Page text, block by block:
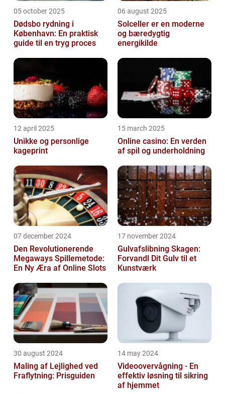
05 october 2025
Dødsbo rydning i
København: En praktisk
guide til en tryg proces
06 august 2025
Solceller er en moderne
og bæredygtig
energikilde
12 april 2025
Unikke og personlige
kageprint
15 march 2025
Online casino: En verden
af spil og underholdning
07 december 2024
Den Revolutionerende
Megaways Spillemetode:
En Ny Æra af Online Slots
17 november 2024
Gulvafslibning Skagen:
Forvandl Dit Gulv til et
Kunstværk
30 august 2024
Maling af Lejlighed ved
Fraflytning: Prisguiden
14 may 2024
Videoovervågning - En
effektiv løsning til sikring
af hjemmet